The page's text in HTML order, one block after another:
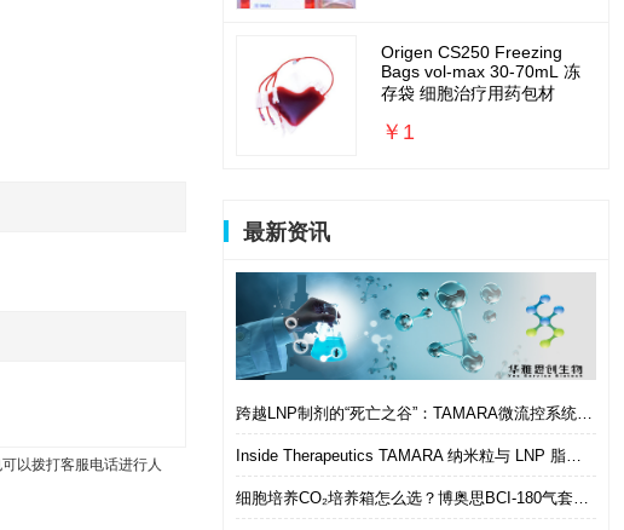
以拨打客服电话进行人
Origen CS250 Freezing
Bags vol-max 30-70mL 冻
存袋 细胞治疗用药包材
￥1
最新资讯
跨越LNP制剂的“死亡之谷”：TAMARA微流控系统如何实现从筛选到体内的无缝衔接
Inside Therapeutics TAMARA 纳米粒与 LNP 脂质纳米粒递送制剂系统 微流控 LNP 制备平台
细胞培养CO₂培养箱怎么选？博奥思BCI-180气套式培养箱 进口替代优选